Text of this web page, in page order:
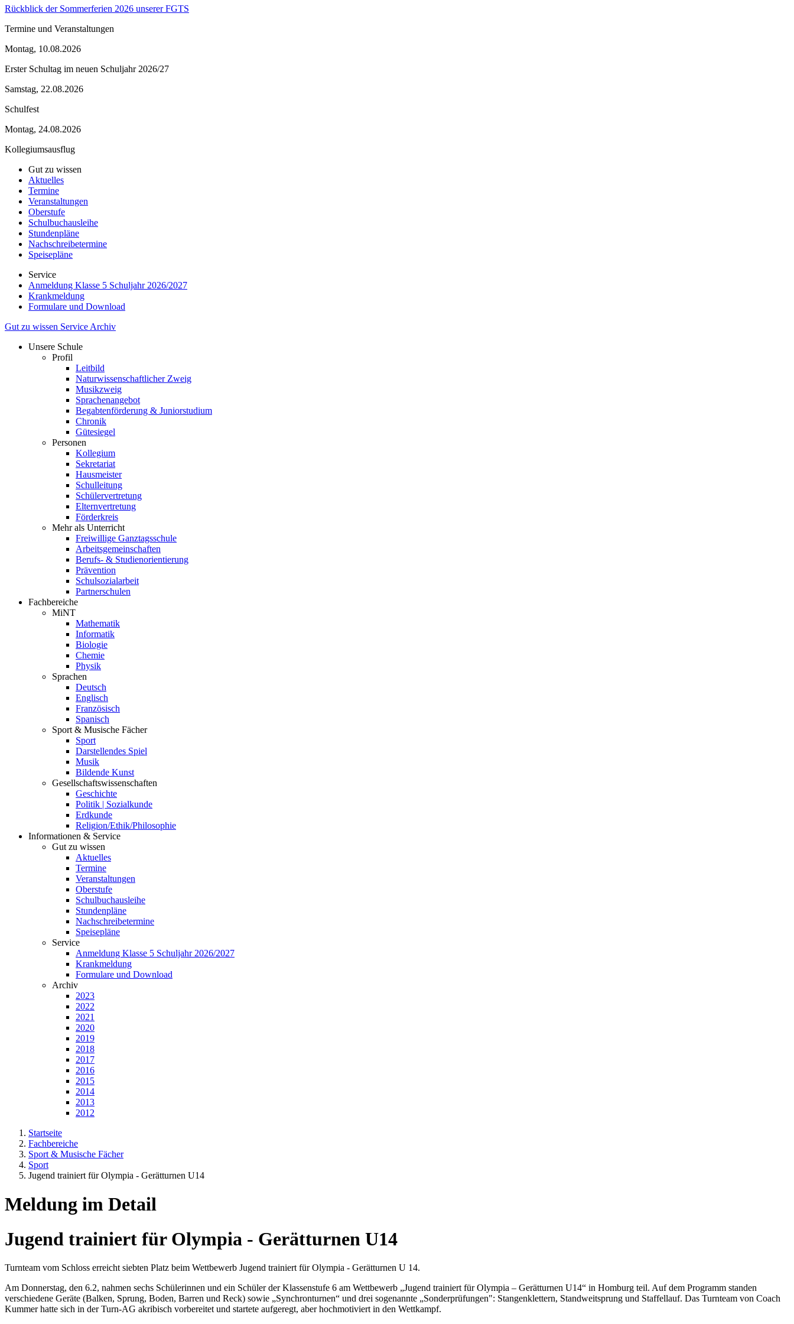
Rückblick der Sommerferien 2026 unserer FGTS
Termine und Veranstaltungen
Montag, 10.08.2026
Erster Schultag im neuen Schuljahr 2026/27
Samstag, 22.08.2026
Schulfest
Montag, 24.08.2026
Kollegiumsausflug
Gut zu wissen
Aktuelles
Termine
Veranstaltungen
Oberstufe
Schulbuchausleihe
Stundenpläne
Nachschreibetermine
Speisepläne
Service
Anmeldung Klasse 5 Schuljahr 2026/2027
Krankmeldung
Formulare und Download
Gut zu wissen Service Archiv
Unsere Schule
Profil
Leitbild
Naturwissenschaftlicher Zweig
Musikzweig
Sprachenangebot
Begabtenförderung & Juniorstudium
Chronik
Gütesiegel
Personen
Kollegium
Sekretariat
Hausmeister
Schulleitung
Schülervertretung
Elternvertretung
Förderkreis
Mehr als Unterricht
Freiwillige Ganztagsschule
Arbeitsgemeinschaften
Berufs- & Studienorientierung
Prävention
Schulsozialarbeit
Partnerschulen
Fachbereiche
MiNT
Mathematik
Informatik
Biologie
Chemie
Physik
Sprachen
Deutsch
Englisch
Französisch
Spanisch
Sport & Musische Fächer
Sport
Darstellendes Spiel
Musik
Bildende Kunst
Gesellschaftswissenschaften
Geschichte
Politik | Sozialkunde
Erdkunde
Religion/Ethik/Philosophie
Informationen & Service
Gut zu wissen
Aktuelles
Termine
Veranstaltungen
Oberstufe
Schulbuchausleihe
Stundenpläne
Nachschreibetermine
Speisepläne
Service
Anmeldung Klasse 5 Schuljahr 2026/2027
Krankmeldung
Formulare und Download
Archiv
2023
2022
2021
2020
2019
2018
2017
2016
2015
2014
2013
2012
Startseite
Fachbereiche
Sport & Musische Fächer
Sport
Jugend trainiert für Olympia - Gerätturnen U14
Meldung im Detail
Jugend trainiert für Olympia - Gerätturnen U14
Turnteam vom Schloss erreicht siebten Platz beim Wettbewerb Jugend trainiert für Olympia - Gerätturnen U 14.
Am Donnerstag, den 6.2, nahmen sechs Schülerinnen und ein Schüler der Klassenstufe 6 am Wettbewerb „Jugend trainiert für Olympia – Gerätturnen U14“ in Homburg teil. Auf dem Programm standen
verschiedene Geräte (Balken, Sprung, Boden, Barren und Reck) sowie „Synchronturnen“ und drei sogenannte „Sonderprüfungen": Stangenklettern, Standweitsprung und Staffellauf. Das Turnteam von Coach
Kummer hatte sich in der Turn-AG akribisch vorbereitet und startete aufgeregt, aber hochmotiviert in den Wettkampf.